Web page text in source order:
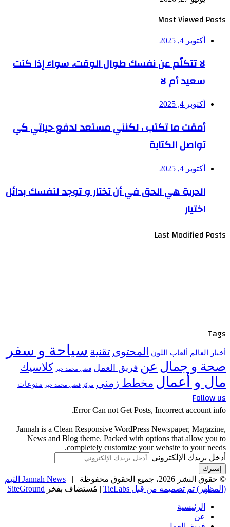
Most Viewed Posts
أكتوبر 4, 2025
لا تتكلّم عن نفسك طوال الوقت، سواء إذا كنت
سعيد أم لا
أكتوبر 4, 2025
أمقت ما تكتب ، لكنني مستعد لدفع حياتي كي
تواصل الكتابة
أكتوبر 4, 2025
الحرية هي الحق في أن تختار و توجد لنفسك بدائل
اختيار
Last Modified Posts
Tags
أخبار العالم ألعاب اللون المحتوى تقنية سياحة و سفر
صحة و جمال عن فريق العمل فضل محمد خير كلاسيك
مال و أعمال مخطط زمني مركز فضل محمد خير منوعات
Follow us
Error Can not Get Posts, Incorrect account info.
Jannah is a Clean Responsive WordPress Newspaper, Magazine,
News and Blog theme. Packed with options that allow you to
completely customize your website to your needs.
أدخل بريدك الإلكتروني
© حقوق النشر 2026، جميع الحقوق محفوظة |
Jannah News الثيم
(المظهر) تم تصميمه من قِبل TieLabs
| مُستضاف بفخر SiteGround
الرئيسية
عن